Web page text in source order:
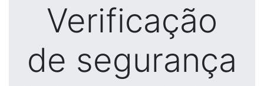
Verificação
de segurança